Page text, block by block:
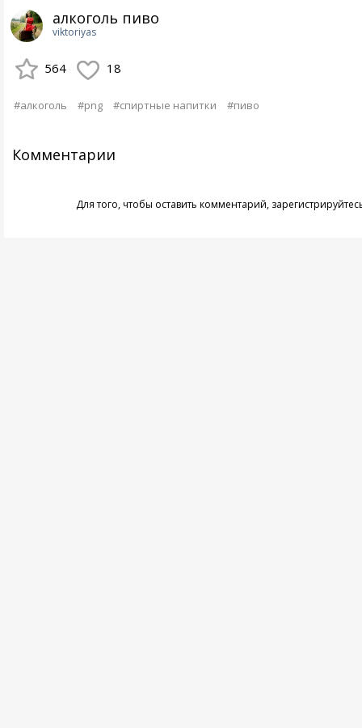
алкоголь пиво
viktoriyas
564 18
#алкоголь #png #спиртные напитки #пиво
Комментарии
Для того, чтобы оставить комментарий,